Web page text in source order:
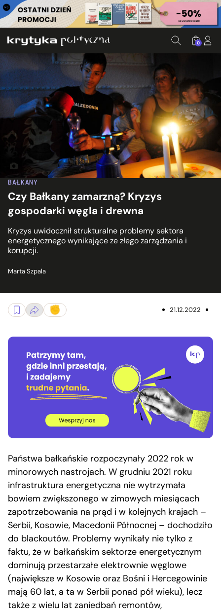
0
BAŁKANY
Czy Bałkany zamarzną? Kryzys
gospodarki węgla i drewna
Kryzys uwidocznił strukturalne problemy sektora
energetycznego wynikające ze złego zarządzania i
korupcji.
Marta Szpala
Macedońska rodzina podczas przerwy w dostawie prądu. Fot.
21.12.2022
Państwa bałkańskie rozpoczynały 2022 rok w
minorowych nastrojach. W grudniu 2021 roku
infrastruktura energetyczna nie wytrzymała
bowiem zwiększonego w zimowych miesiącach
zapotrzebowania na prąd i w kolejnych krajach –
Serbii, Kosowie, Macedonii Północnej – dochodziło
do blackoutów. Problemy wynikały nie tylko z
faktu, że w bałkańskim sektorze energetycznym
dominują przestarzałe elektrownie węglowe
(największe w Kosowie oraz Bośni i Hercegowinie
mają 60 lat, a ta w Serbii ponad pół wieku), lecz
także z wielu lat zaniedbań remontów,